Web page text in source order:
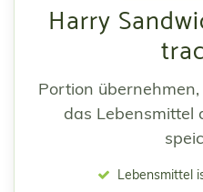
Harry
Portion
das Lebensmittel
Lebensmittel